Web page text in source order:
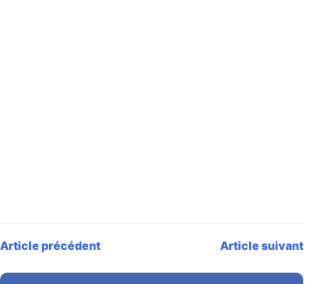
Article précédent Article suivant